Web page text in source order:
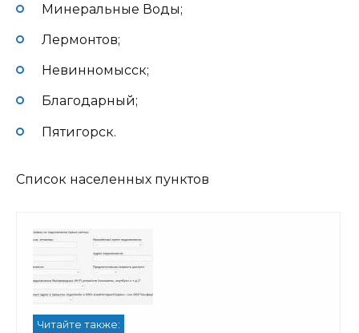
Минеральные Воды;
Лермонтов;
Невинномысск;
Благодарный;
Пятигорск.
Список населенных пунктов
Читайте также: